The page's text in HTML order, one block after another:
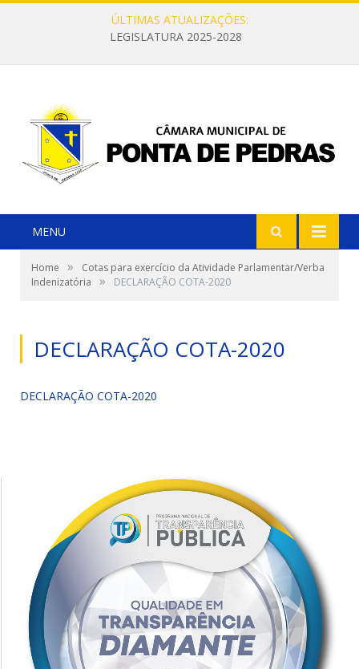
ÚLTIMAS ATUALIZAÇÕES:
LEGISLATURA 2025-2028
MENU
Home »
Cotas para exercício da Atividade Parlamentar/Verba
Indenizatória
» DECLARAÇÃO COTA-2020
DECLARAÇÃO COTA-2020
DECLARAÇÃO COTA-2020